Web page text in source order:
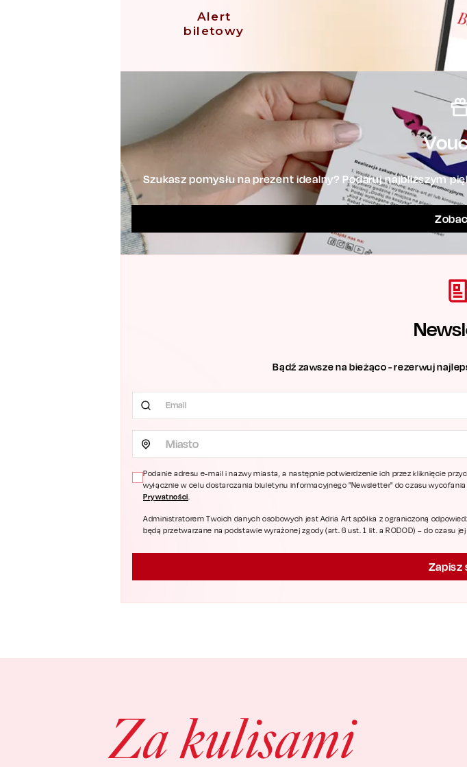
Alert
biletowy
Szukasz pomysłu na prezent idealny? Podaruj najbliższym
Bądź zawsze na bieżąco - rezerwuj
Miasto
Podanie adresu e-mail i nazwy miasta, a następnie potwierdzenie ich przez kliknięcie
wyłącznie w celu dostarczania biuletynu informacyjnego "Newsletter" do czasu
Prywatności.
Administratorem Twoich danych osobowych jest Adria Art spółka z ograniczoną
będą przetwarzane na podstawie wyrażonej zgody (art. 6 ust. 1 lit. a RODOD) – do
Zapisz
Za kulisami